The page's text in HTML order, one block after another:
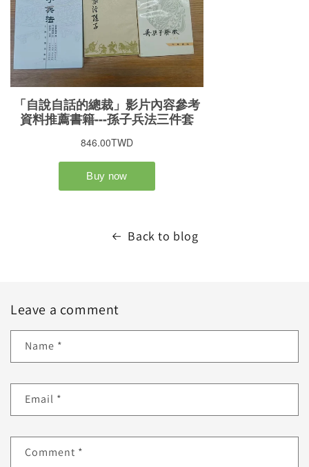
Back to blog
Leave a comment
Name *
Email *
Comment *